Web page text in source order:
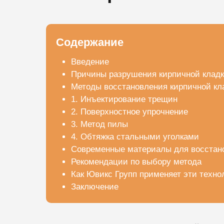
Содержание
Введение
Причины разрушения кирпичной
Методы восстановления кирпичной
1. Инъектирование трещин
2. Поверхностное упрочнение
3. Метод пилы
4. Обтяжка стальными уголками
Современные материалы для
Рекомендации по выбору метода
Как Ювикс Групп применяет эти
Заключение